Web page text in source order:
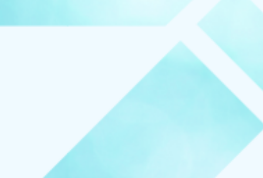
私たちについて
お客様の声